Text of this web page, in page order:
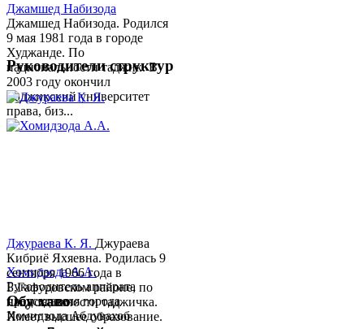
Джамшед Набизода
Джамшед Набизода. Родился
9 мая 1981 года в городе
Худжанде. По
национальности таджик. В
2003 году окончил
Таджикский университет
права, биз...
Хомидзода А.А.
Руководитель аппарата
председателя города
Хомидзода Абдувахоб
Руководители структур
Джураева К. Я. Джураева
Кибриё Яхяевна. Родилась 9
сентября 1966 года в
Б.Гафуровском районе, по
национальности таджичка.
Имеет высшее образование.
Обу хаво